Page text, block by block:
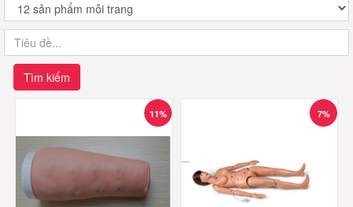
Tìm kiếm
11% 7%